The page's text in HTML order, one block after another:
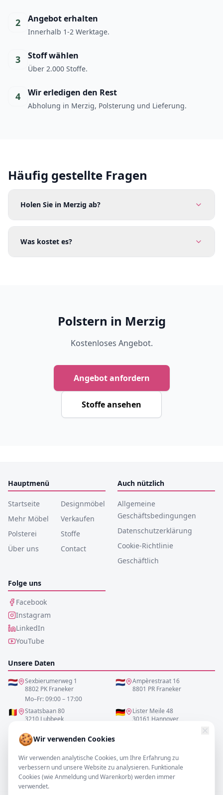
2 Angebot erhalten
Innerhalb 1-2 Werktage.
3 Stoff wählen
Über 2.000 Stoffe.
4 Wir erledigen den Rest
Abholung in Merzig, Polsterung und Lieferung.
Häufig gestellte Fragen
Holen Sie in Merzig ab?
Was kostet es?
Polstern in Merzig
Kostenloses Angebot.
Angebot anfordern
Stoffe ansehen
🍪Wir verwenden Cookies
Wir verwenden analytische Cookies, um Ihre Erfahrung zu
verbessern und unsere Website zu analysieren. Funktionale
Cookies (wie Anmeldung und Warenkorb) werden immer
verwendet.
Hauptmenü
Startseite
Designmöbel
Mehr Möbel
Verkaufen
Polsterei
Stoffe
Über uns
Contact
Auch nützlich
Allgemeine
Geschäftsbedingungen
Datenschutzerklärung
Cookie-Richtlinie
Geschäftlich
Folge uns
Facebook
Instagram
LinkedIn
YouTube
Unsere Daten
🇳🇱
Sexbierumerweg 1
8802 PK Franeker
Mo–Fr: 09:00 – 17:00
🇳🇱
Ampèrestraat 16
8801 PR Franeker
🇧🇪
Staatsbaan 80
3210 Lubbeek
🇩🇪
Lister Meile 48
30161 Hannover
0517-700521
info@resofa.nl